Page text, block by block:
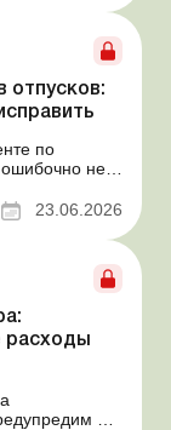
отпусков:
по
не
риски.
судебная
с
23.06.2026
расходы
о